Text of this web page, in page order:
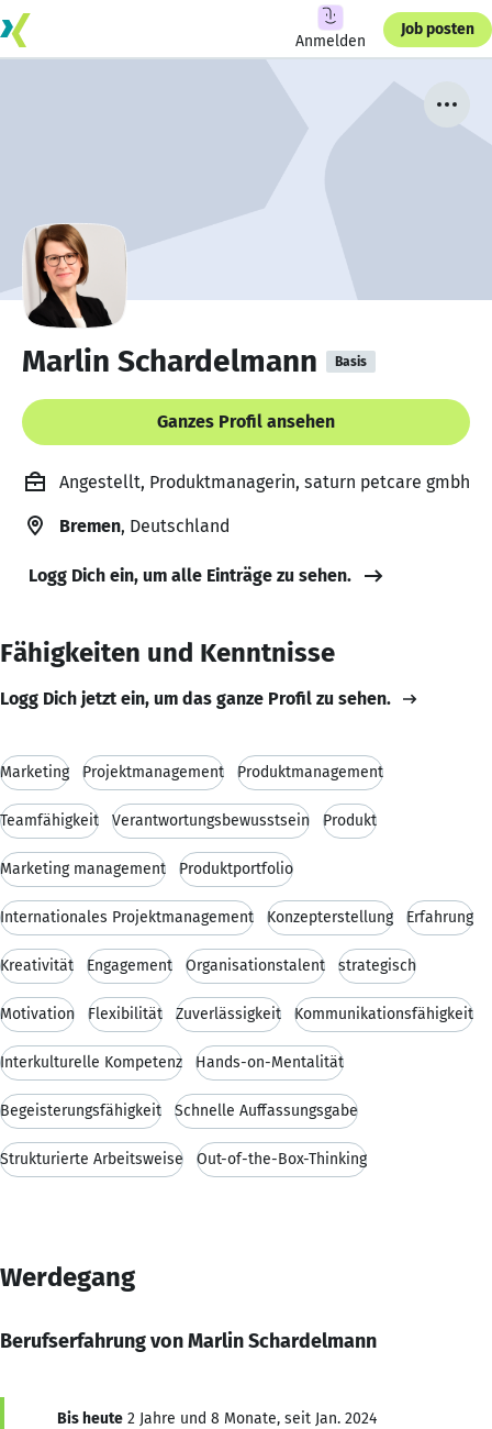
Anmelden
Job posten
Marlin Schardelmann Basis
Ganzes Profil ansehen
Angestellt, Produktmanagerin, saturn petcare gmbh
Bremen, Deutschland
Logg Dich ein, um alle Einträge zu sehen.
Fähigkeiten und Kenntnisse
Logg Dich jetzt ein, um das ganze Profil zu sehen.
Marketing Projektmanagement Produktmanagement
Teamfähigkeit Verantwortungsbewusstsein Produkt
Marketing management Produktportfolio
Internationales Projektmanagement Konzepterstellung Erfahrung
Kreativität Engagement Organisationstalent strategisch
Motivation Flexibilität Zuverlässigkeit Kommunikationsfähigkeit
Interkulturelle Kompetenz Hands-on-Mentalität
Begeisterungsfähigkeit Schnelle Auffassungsgabe
Strukturierte Arbeitsweise Out-of-the-Box-Thinking
Werdegang
Berufserfahrung von Marlin Schardelmann
Bis heute 2 Jahre und 8 Monate, seit Jan. 2024